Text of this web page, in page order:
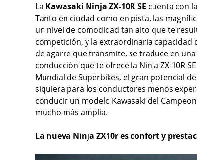
La Kawasaki Ninja ZX-10R SE cuenta con
Tanto en ciudad como en pista, las
un nivel de comodidad tan alto que te
competición, y la extraordinaria capacidad
de agarre que transmite, se traduce en
conducción que te ofrece la Ninja ZX-10R
Mundial de Superbikes, el gran potencial
siquiera para los conductores menos
conducir un modelo Kawasaki del
mucho más amplia.
La nueva Ninja ZX10r es confort y